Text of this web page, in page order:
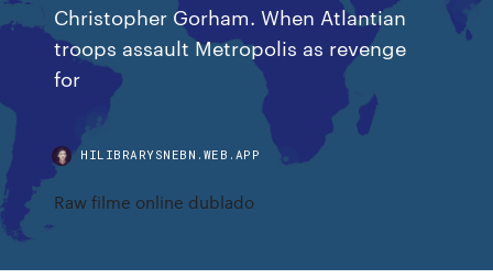
Christopher Gorham. When Atlantian
troops assault Metropolis as revenge
for
HILIBRARYSNEBN.WEB.APP
Raw filme online dublado